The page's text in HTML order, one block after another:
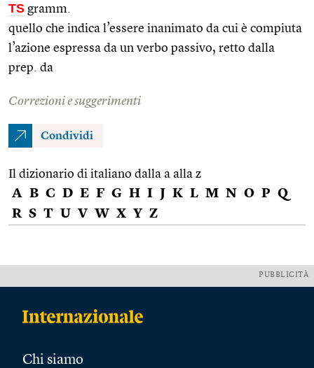
TS gramm.
quello che indica l’essere inanimato da cui è compiuta
l’azione espressa da un verbo passivo, retto dalla
prep. da
Correzioni e suggerimenti
Condividi
Il dizionario di italiano dalla a alla z
A B C D E F G H I J K L M N O P Q
R S T U V W X Y Z
PUBBLICITÀ
Chi siamo